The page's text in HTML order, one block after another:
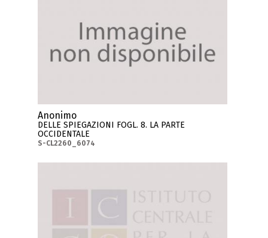
Anonimo
DELLE SPIEGAZIONI FOGL. 8. LA PARTE
OCCIDENTALE
S-CL2260_6074